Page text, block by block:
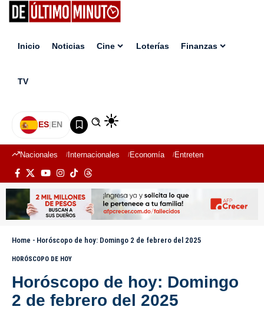
Inicio Noticias Cine Loterías Finanzas
TV
ES|EN
Nacionales Internacionales Economía Entretenimiento
Home - Horóscopo de hoy: Domingo 2 de febrero del 2025
HORÓSCOPO DE HOY
Horóscopo de hoy: Domingo
2 de febrero del 2025